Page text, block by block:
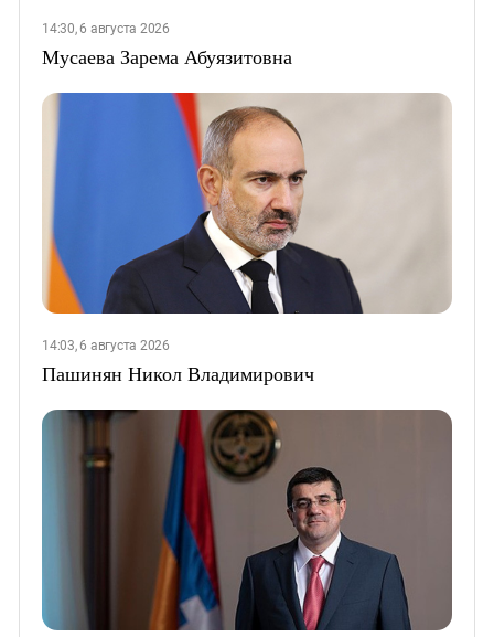
14:30, 6 августа 2026
Мусаева Зарема Абуязитовна
14:03, 6 августа 2026
Пашинян Никол Владимирович